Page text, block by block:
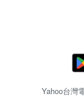
Yahoo台灣